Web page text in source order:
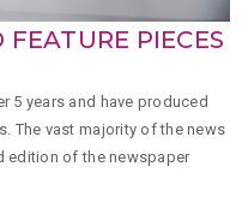
PIECES
5 years and have produced
The vast majority of the news
edition of the newspaper